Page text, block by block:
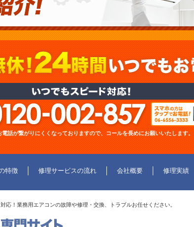
話が繋がりにくくなっておりますので、コールを長めにお願いいたします。
特徴 修理サービスの流れ 会社概要 修理実績
！業務用エアコンの故障や修理・交換、トラブルお任せください。